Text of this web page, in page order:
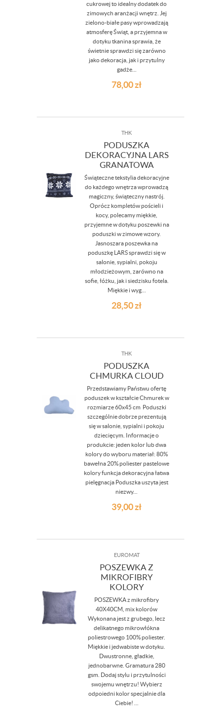
cukrowej to idealny dodatek do
zimowych aranżacji wnętrz. Jej
zielono-białe pasy wprowadzają
atmosferę Świąt, a przyjemna w
dotyku tkanina sprawia, że
świetnie sprawdzi się zarówno
jako dekoracja, jak i przytulny
gadże...
78,00zł
THK
PODUSZKA
DEKORACYJNA LARS
GRANATOWA
Świąteczne tekstylia dekoracyjne
do każdego wnętrza wprowadzą
magiczny, świąteczny nastrój.
Oprócz kompletów pościeli i
kocy, polecamy miękkie,
przyjemne w dotyku poszewki na
poduszki w zimowe wzory.
Jasnoszara poszewka na
poduszkę LARS sprawdzi się w
salonie, sypialni, pokoju
młodzieżowym, zarówno na
sofie, łóżku, jak i siedzisku fotela.
Miękkie i wyg...
28,50zł
THK
PODUSZKA
CHMURKA CLOUD
Przedstawiamy Państwu ofertę
poduszek w kształcie Chmurek w
rozmiarze 60x45 cm Poduszki
szczególnie dobrze prezentują
się w salonie, sypialni i pokoju
dziecięcym. Informacje o
produkcie: jeden kolor lub dwa
kolory do wyboru materiał: 80%
bawełna 20% poliester pastelowe
kolory funkcja dekoracyjna łatwa
pielęgnacja Poduszka uszyta jest
niezwy...
39,00zł
EUROMAT
POSZEWKA Z
MIKROFIBRY
KOLORY
POSZEWKA z mikrofibry
40X40CM, mix kolorów
Wykonana jest z grubego, lecz
delikatnego mikrowłókna
poliestrowego 100% poliester.
Miękkie i jedwabiste w dotyku.
Dwustronne, gładkie,
jednobarwne. Gramatura 280
gsm. Dodaj stylu i przytulności
swojemu wnętrzu! Wybierz
odpoiedni kolor specjalnie dla
Ciebie! ...